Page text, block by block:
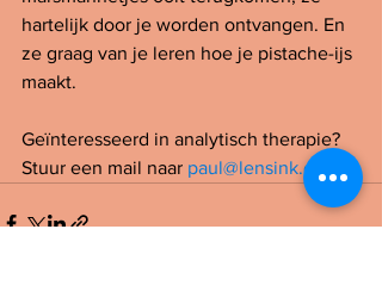
hartelijk door je worden ontvangen. En
ze graag van je leren hoe je pistache-ijs
maakt.
Geïnteresseerd in analytisch therapie?
Stuur een mail naar paul@lensink.org